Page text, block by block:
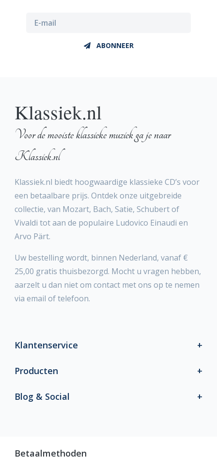
ABONNEER
Klassiek.nl
Voor de mooiste klassieke muziek ga je naar
Klassiek.nl
Klassiek.nl biedt hoogwaardige klassieke CD’s voor
een betaalbare prijs. Ontdek onze uitgebreide
collectie, van Mozart, Bach, Satie, Schubert of
Vivaldi tot aan de populaire Ludovico Einaudi en
Arvo Pärt.
Uw bestelling wordt, binnen Nederland, vanaf €
25,00 gratis thuisbezorgd. Mocht u vragen hebben,
aarzelt u dan niet om contact met ons op te nemen
via email of telefoon.
Klantenservice
Producten
Blog & Social
Betaalmethoden